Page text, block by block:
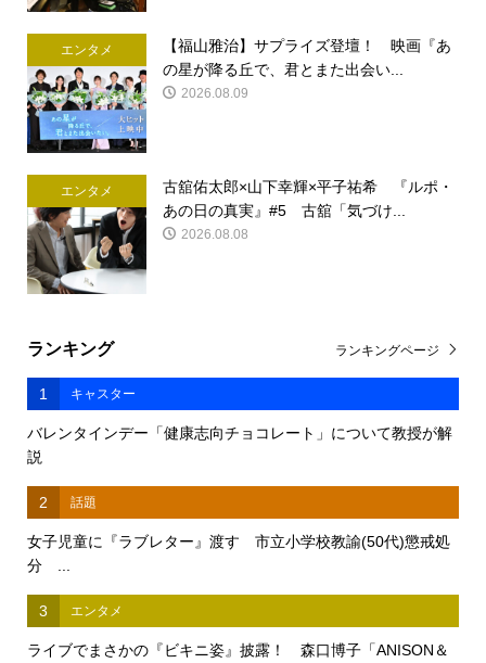
エンタメ
【福山雅治】サプライズ登壇！ 映画『あ
の星が降る丘で、君とまた出会い...
2026.08.09
エンタメ
古舘佑太郎×山下幸輝×平子祐希 『ルポ・
あの日の真実』#5 古舘「気づけ...
2026.08.08
ランキング
1 キャスター
バレンタインデー「健康志向チョコレート」について教授が解
説
2 話題
女子児童に『ラブレター』渡す 市立小学校教諭(50代)懲戒処
分 ...
3 エンタメ
ライブでまさかの『ビキニ姿』披露！ 森口博子「ANISON＆
ランキングページ